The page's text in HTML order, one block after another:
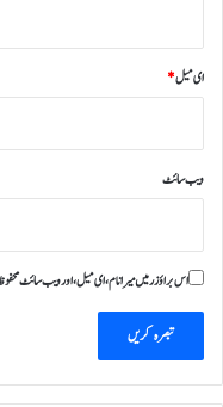
ای میل*
ویب‌ سائٹ
اس براؤزر میں میرا نام، ای میل، اور ویب سائٹ